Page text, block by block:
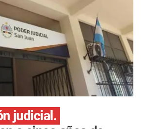
judicial.